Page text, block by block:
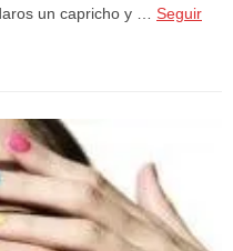
un capricho y … Seguir